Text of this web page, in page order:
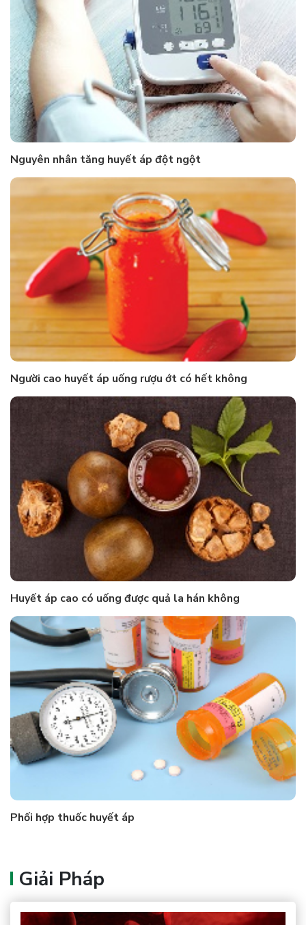
Nguyên nhân tăng huyết áp đột ngột
Người cao huyết áp uống rượu ớt có hết không
Huyết áp cao có uống được quả la hán không
Phối hợp thuốc huyết áp
Giải Pháp